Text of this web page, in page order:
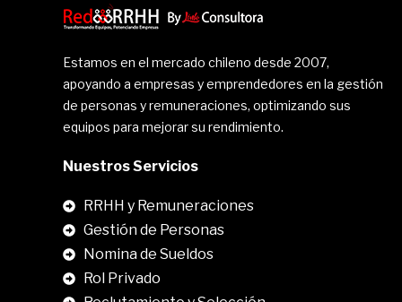
Estamos en el mercado chileno desde 2007,
apoyando a empresas y emprendedores en la gestión
de personas y remuneraciones, optimizando sus
equipos para mejorar su rendimiento.
Nuestros Servicios
RRHH y Remuneraciones
Gestión de Personas
Nomina de Sueldos
Rol Privado